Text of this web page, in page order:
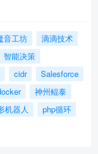
音工坊
滴滴技术
智能决策
cidr
Salesforce
神州鲲泰
机器人
php循环